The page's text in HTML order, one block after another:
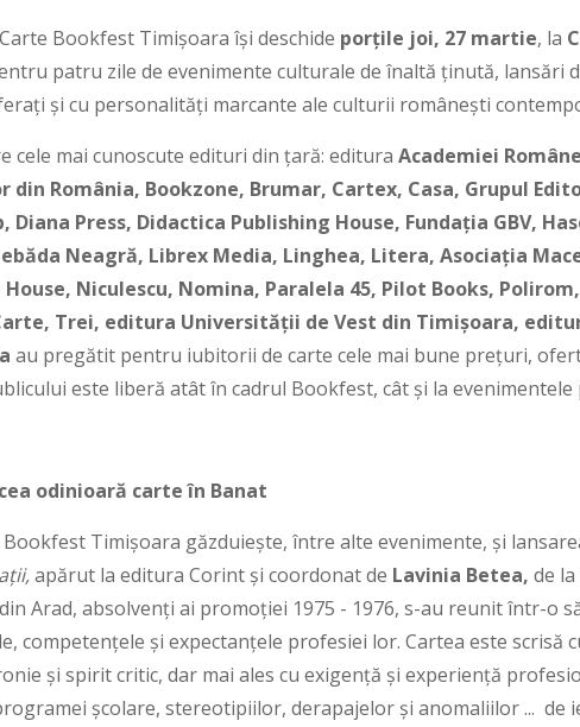
Bookfest Timișoara își deschide porțile joi, 27 martie, la
patru zile de evenimente culturale de înaltă ținută, lansări
și cu personalități marcante ale culturii românești
cele mai cunoscute edituri din țară: editura Academiei
din România, Bookzone, Brumar, Cartex, Casa, Grupul
Diana Press, Didactica Publishing House, Fundația GBV,
Neagră, Librex Media, Linghea, Litera, Asociaţia
Niculescu, Nomina, Paralela 45, Pilot Books,
Trei, editura Universității de Vest din Timișoara,
au pregătit pentru iubitorii de carte cele mai bune prețuri,
este liberă atât în cadrul Bookfest, cât și la
odinioară carte în Banat
Bookfest Timișoara găzduiește, între alte evenimente, și
apărut la editura Corint și coordonat de Lavinia Betea, de
Arad, absolvenți ai promoției 1975 - 1976, s-au reunit într-o
competențele și expectanțele profesiei lor. Cartea este scrisă
și spirit critic, dar mai ales cu exigență și experiență
școlare, stereotipiilor, derapajelor și anomaliilor ... de